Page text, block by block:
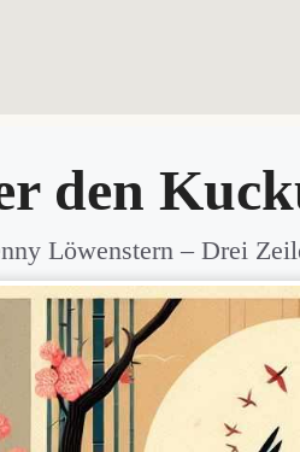
den
Löwenstern– Drei